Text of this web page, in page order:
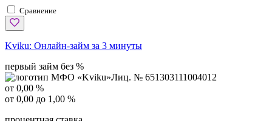
Сравнение
Kviku: Онлайн-займ за 3 минуты
первый займ без %
Лиц. № 651303111004012
от 0,00 %
от 0,00 до 1,00 %